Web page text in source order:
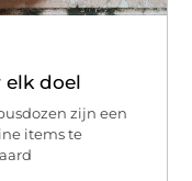
doel
zijn een
items te